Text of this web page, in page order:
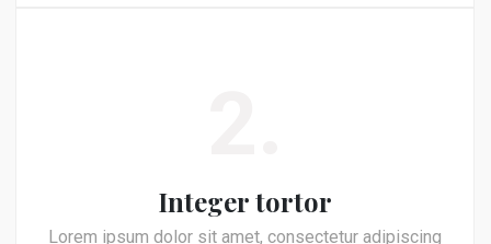
Integer tortor
Lorem ipsum dolor sit amet, consectetur adipiscing